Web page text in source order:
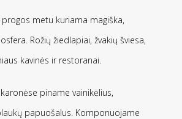
metu kuriama magiška,
Rožių žiedlapiai, žvakių šviesa,
kavinės ir restoranai.
piname vainikėlius,
papuošalus. Komponuojame